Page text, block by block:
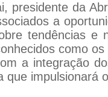
presidente da
a
tendências e
como
a integração
que impulsionará